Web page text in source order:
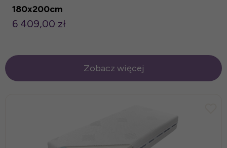
180x200cm
6 409,00 zł
Zobacz więcej